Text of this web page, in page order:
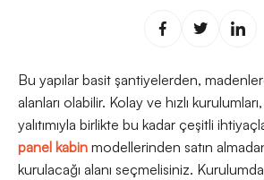
Bu yapılar basit şantiyelerden,
alanları olabilir. Kolay ve hızlı
yalıtımıyla birlikte bu kadar çeşitli
panel kabin modellerinden satın
kurulacağı alanı seçmelisiniz.